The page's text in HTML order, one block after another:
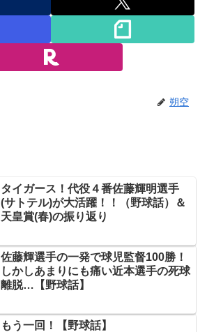
朔空
タイガース！代役４番佐藤輝明選手
(サトテル)が大活躍！！（野球話）＆
天皇賞(春)の振り返り
佐藤輝選手の一発で球児監督100勝！
しかしあまりにも痛い近本選手の死球
離脱…【野球話】
もう一回！【野球話】